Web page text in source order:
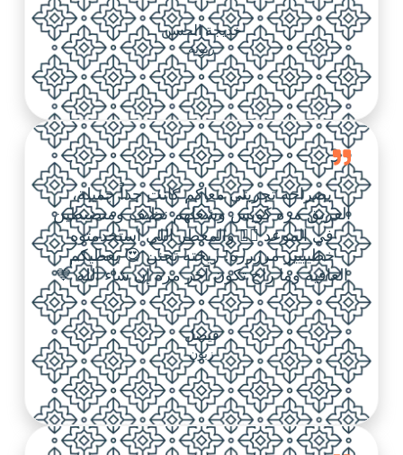
خديجة الحسن
زبونة
بصراحة تجربتي معاكم كانت جداً جميلة،
الفريق مره كويس وشغلهم نظيف ومنضبطين
في الموعد 👌🏼 والمعطر اللي استخدمتوه
خطيييير مرررره! ريحته تجنن 😍 يعطيكم
العافية وما راح تكون آخر مرة إن شاء الله 💙
فيصل
زبون